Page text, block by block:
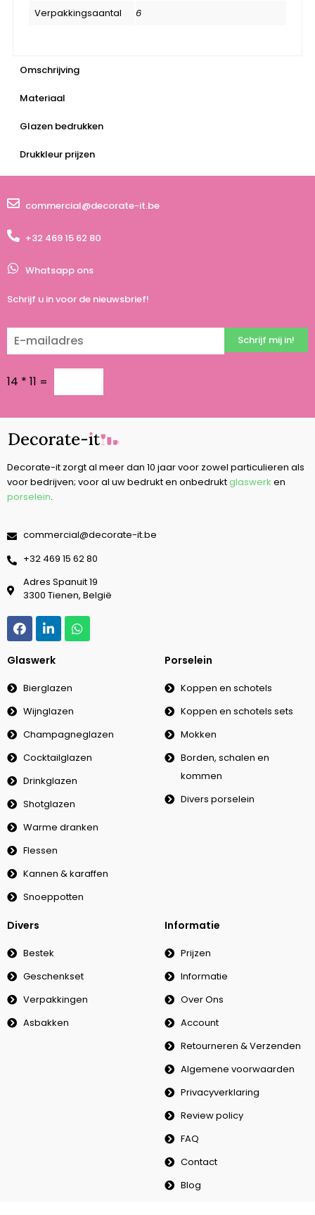
Verpakkingsaantal
6
Omschrijving
Materiaal
Glazen bedrukken
Drukkleur prijzen
commercial@decorate-it.be
+32 469 15 62 80
Whatsapp ons
Schrijf u in voor de nieuwsbrief!
14 * 11 =
Schrijf mij in!
Decorate-it zorgt al meer dan 10 jaar voor zowel particulieren als
voor bedrijven; voor al uw bedrukt en onbedruktglaswerk en
porselein.
commercial@decorate-it.be
‭+32 469 15 62 80‬
Adres Spanuit 19
3300 Tienen, België
Glaswerk
Bierglazen
Wijnglazen
Champagneglazen
Cocktailglazen
Drinkglazen
Shotglazen
Warme dranken
Flessen
Kannen & karaffen
Snoeppotten
Porselein
Koppen en schotels
Koppen en schotels sets
Mokken
Borden, schalen en
kommen
Divers porselein
Divers
Bestek
Geschenkset
Verpakkingen
Asbakken
Informatie
Prijzen
Informatie
Over Ons
Account
Retourneren & Verzenden
Algemene voorwaarden
Privacyverklaring
Review policy
FAQ
Contact
Blog